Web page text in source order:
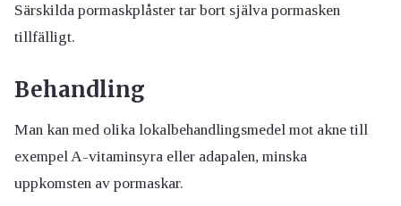
Särskilda pormaskplåster tar bort själva pormasken
tillfälligt.
Behandling
Man kan med olika lokalbehandlingsmedel mot akne till
exempel A-vitaminsyra eller adapalen, minska
uppkomsten av pormaskar.